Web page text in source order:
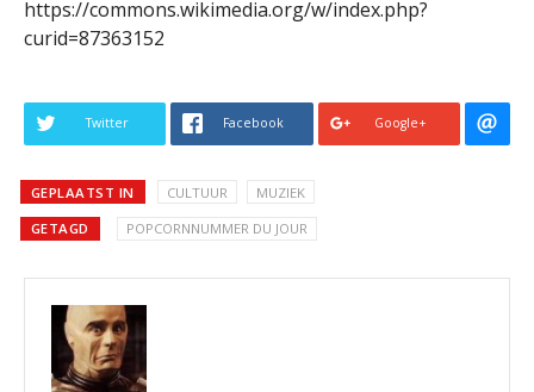
https://commons.wikimedia.org/w/index.php?
curid=87363152
Twitter Facebook Google+
GEPLAATST IN CULTUUR MUZIEK
GETAGD POPCORNNUMMER DU JOUR